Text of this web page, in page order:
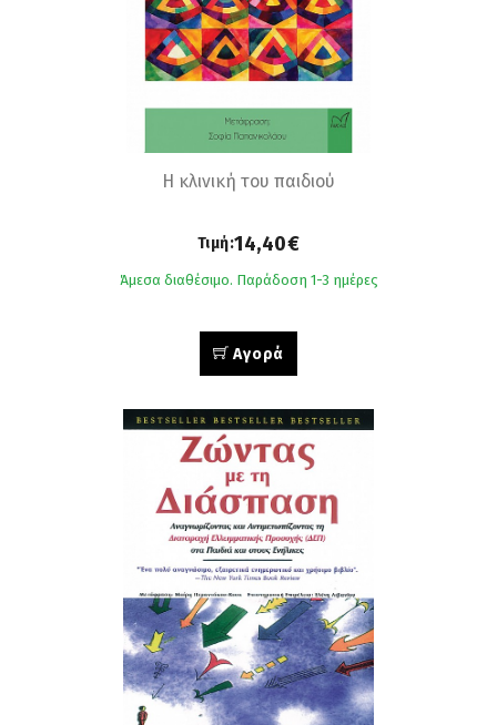
Η κλινική του παιδιού
Τιμή:14,40€
Άμεσα διαθέσιμο. Παράδοση 1-3 ημέρες
Αγορά